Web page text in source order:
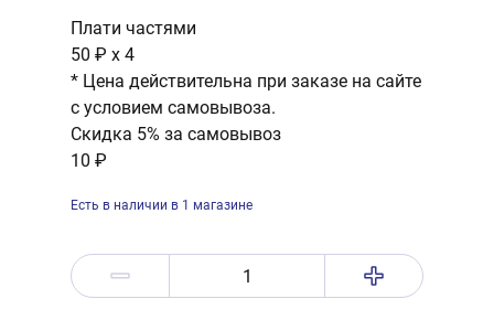
Плати частями
50 ₽ x 4
* Цена действительна при заказе на сайте
с условием самовывоза.
Скидка 5% за самовывоз
10 ₽
Есть в наличии в 1 магазине